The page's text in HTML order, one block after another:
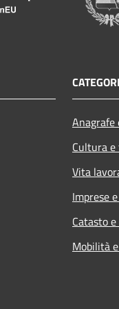
Cultura
Vita
Imprese
Catasto
Mobilità